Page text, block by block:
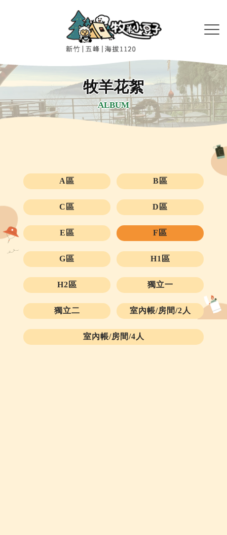
牧羊花絮
ALBUM
A區 B區
C區 D區
E區 F區
G區 H1區
H2區 獨立一
獨立二 室內帳/房間/2人
室內帳/房間/4人